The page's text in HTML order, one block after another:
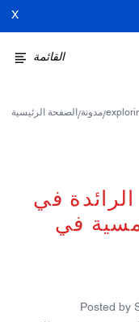
X
القائمة
الصفحة الرئيسية /مدونة/
في
في
Posted by